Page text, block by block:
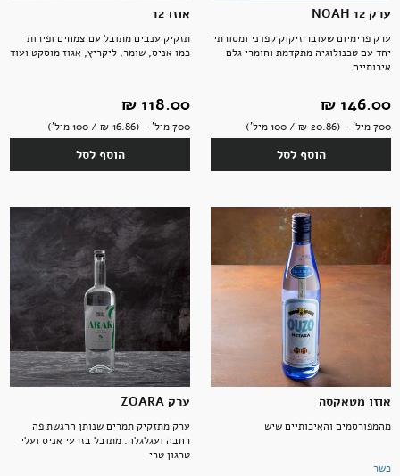
ערק 12 NOAH
ערק פרימיום שעובר זיקוק קפדני ומסורתי
יחד עם טכנולוגיה מתקדמת וחומרי גלם
איכותיים
146.00 ‏₪
700 מיל' - (20.86 ‏₪ / 100 מיל')
הוסף לסל
אוזו 12
תזקיק ענבים מתובל עם צמחים ופירות
כמו אניס, שומר, ליקריץ, אגוז מוסקט ועוד
118.00 ‏₪
700 מיל' - (16.86 ‏₪ / 100 מיל')
הוסף לסל
אוזו מטאקסה
מהמפורסמים והאיכותיים שיש
כשר
ערק ZOARA
ערק מתזקיק תמרים שנותן הרגשת פה
רחבה ועגלגלה. מתובל בזרעי אניס ועלי
טרגון טרי